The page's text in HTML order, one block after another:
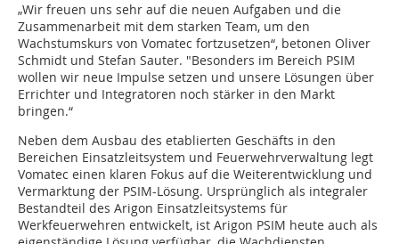
„Wir freuen uns sehr auf die neuen Aufgaben und die
Zusammenarbeit mit dem starken Team, um den
Wachstumskurs von Vomatec fortzusetzen“, betonen Oliver
Schmidt und Stefan Sauter. "Besonders im Bereich PSIM
wollen wir neue Impulse setzen und unsere Lösungen über
Errichter und Integratoren noch stärker in den Markt
bringen.“
Neben dem Ausbau des etablierten Geschäfts in den
Bereichen Einsatzleitsystem und Feuerwehrverwaltung legt
Vomatec einen klaren Fokus auf die Weiterentwicklung und
Vermarktung der PSIM-Lösung. Ursprünglich als integraler
Bestandteil des Arigon Einsatzleitsystems für
Werkfeuerwehren entwickelt, ist Arigon PSIM heute auch als